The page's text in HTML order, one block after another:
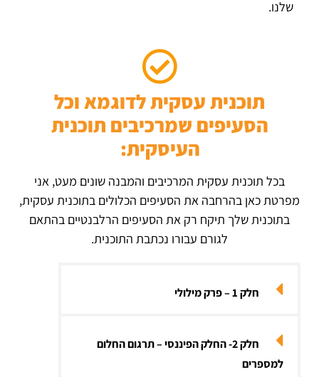
שלנו.
תוכנית עסקית לדוגמא וכל
הסעיפים שמרכיבים תוכנית
העיסקית:
בכל תוכנית עסקית המרכיבים והמבנה שונים מעט, אני
מפרטת כאן בהרחבה את הסעיפים הכלולים בתוכנית עסקית,
בתוכנית שלך תיקח רק את הסעיפים הרלבנטיים בהתאם
לגורם עבורו נכתבת התוכנית.
חלק 1 – פרק מילולי
חלק 2- החלק הפיננסי – תרגום החלום
למספרים